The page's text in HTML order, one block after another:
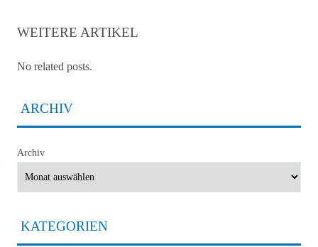
WEITERE ARTIKEL
No related posts.
ARCHIV
Archiv
KATEGORIEN